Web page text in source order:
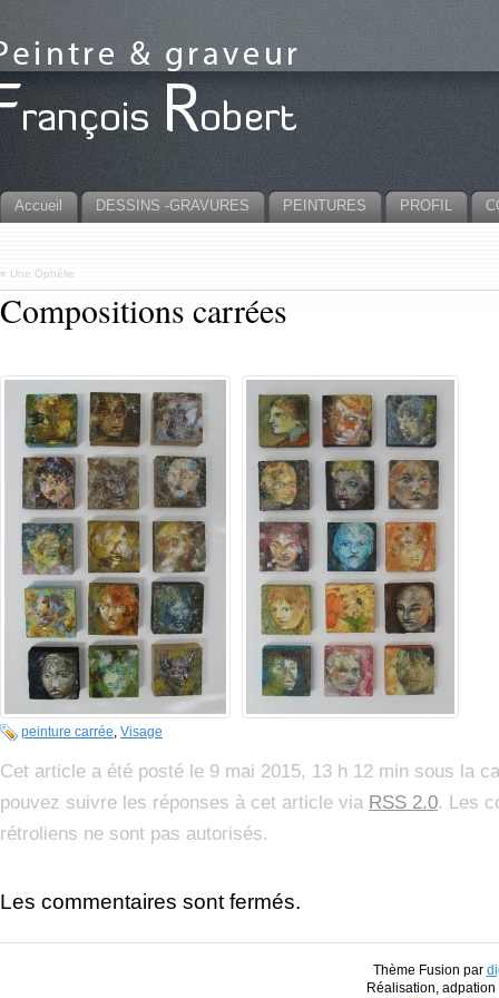
Accueil DESSINS -GRAVURES PEINTURES PROFIL
« Une Ophélie
Compositions carrées
peinture carrée, Visage
Cet article a été posté le 9 mai 2015, 13 h 12 min sous la
pouvez suivre les réponses à cet article via RSS 2.0. Les
rétroliens ne sont pas autorisés.
Les commentaires sont fermés.
Thème Fusion par
Réalisation,